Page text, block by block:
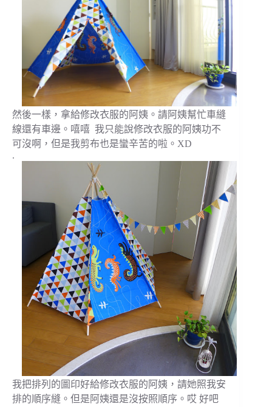
然後一樣，拿給修改衣服的阿姨。請阿姨幫忙車縫
線還有車邊。嘻嘻 我只能說修改衣服的阿姨功不
可沒啊，但是我剪布也是蠻辛苦的啦。XD
.
我把排列的圖印好給修改衣服的阿姨，請她照我安
排的順序縫。但是阿姨還是沒按照順序。哎 好吧